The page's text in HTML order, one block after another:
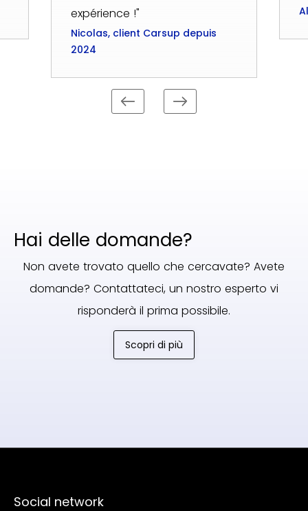
expérience !"
Nicolas, client Carsup depuis
2024
Hai delle domande?
Non avete trovato quello che cercavate? Avete
domande? Contattateci, un nostro esperto vi
risponderà il prima possibile.
Scopri di più
Social network